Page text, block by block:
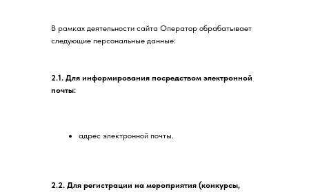
В рамках деятельности сайта Оператор обрабатывает
следующие персональные данные:
2.1. Для информирования посредством электронной
почты:
адрес электронной почты.
2.2. Для регистрации на мероприятия (конкурсы,